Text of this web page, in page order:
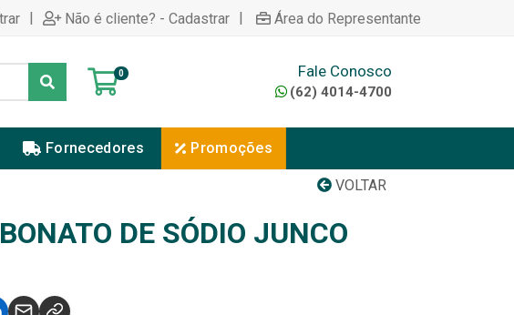
| Não é cliente? - Cadastrar | Área do Representante
0 Fale Conosco
(62) 4014-4700
Fornecedores Promoções
VOLTAR
DE SÓDIO JUNCO